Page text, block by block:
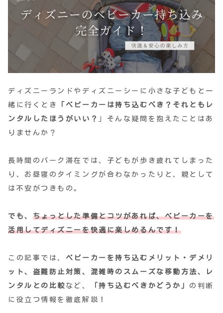
ディズニーランドやディズニーシーに小さな子どもと一
緒に行くとき
「ベビーカーは持ち込むべき？それともレ
ンタルしたほうがいい？
」そんな疑問を抱えたことはあ
りませんか？
長時間のパーク滞在では、子どもが歩き疲れてしまった
り、お昼寝のタイミングが合わなかったりと、親として
は不安がつきもの。
でも、 ちょっとした準備とコツがあれば、ベビーカーを
活用してディズニーを快適に楽しめるんです！
この記事では、 ベビーカーを持ち込むメリット・デメリ
ット、盗難防止対策、混雑時のスムーズな移動方法、レ
ンタルとの比較 など、 「持ち込むべきかどうか」 の判断
に役立つ情報を徹底解説！